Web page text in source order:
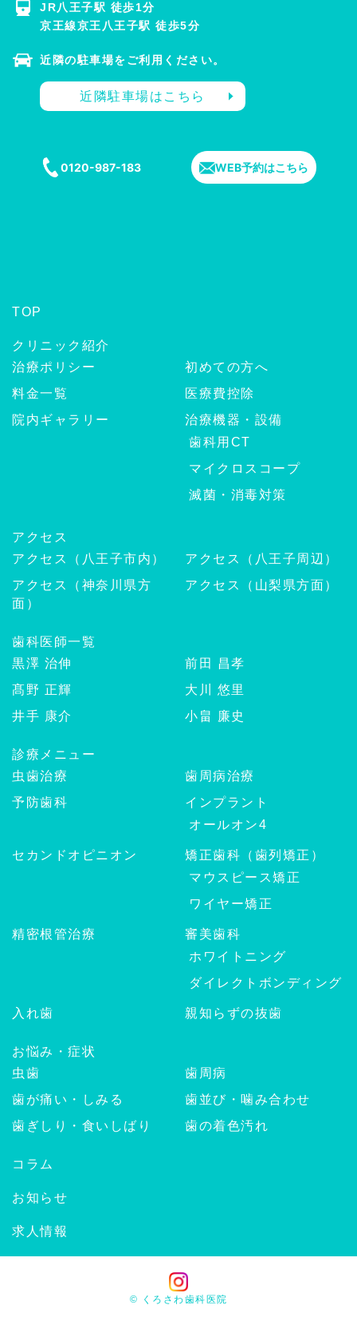
JR八王子駅 徒歩1分
京王線京王八王子駅 徒歩5分
近隣の駐車場をご利用ください。
近隣駐車場はこちら
0120-987-183 WEB予約はこちら
TOP
クリニック紹介
治療ポリシー
初めての方へ
料金一覧
医療費控除
院内ギャラリー
治療機器・設備
歯科用CT
マイクロスコープ
滅菌・消毒対策
アクセス
アクセス（八王子市内）
アクセス（八王子周辺）
アクセス（神奈川県方
面）
アクセス（山梨県方面）
歯科医師一覧
黒澤 治伸
前田 昌孝
髙野 正輝
大川 悠里
井手 康介
小畠 廉史
診療メニュー
虫歯治療
歯周病治療
予防歯科
インプラント
オールオン4
セカンドオピニオン
矯正歯科（歯列矯正）
マウスピース矯正
ワイヤー矯正
精密根管治療
審美歯科
ホワイトニング
ダイレクトボンディング
入れ歯 親知らずの抜歯
お悩み・症状
虫歯
歯周病
歯が痛い・しみる
歯並び・噛み合わせ
歯ぎしり・食いしばり
歯の着色汚れ
コラム
お知らせ
求人情報
© くろさわ歯科医院